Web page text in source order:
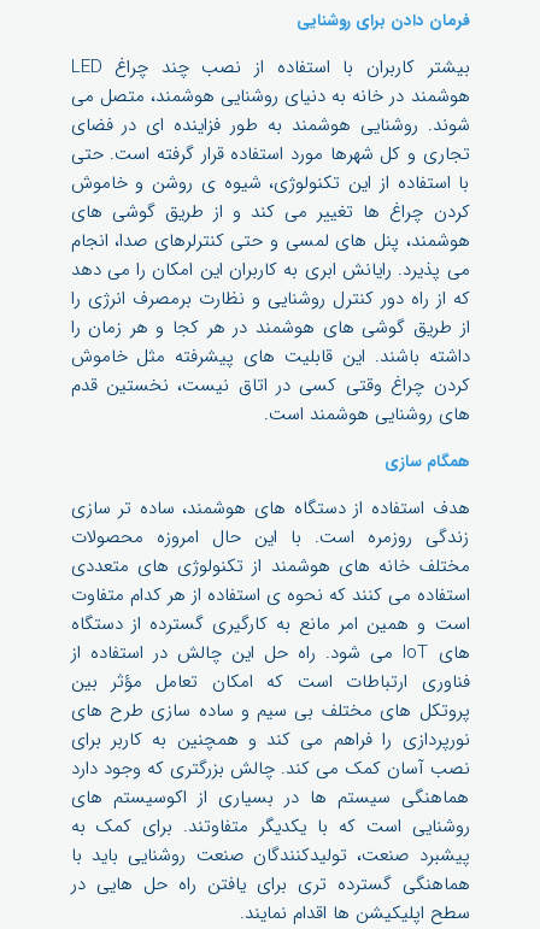
فرمان دادن برای روشنایی
بیشتر کاربران با استفاده از نصب چند چراغ LED
هوشمند در خانه به دنیای روشنایی هوشمند، متصل می
شوند. روشنایی هوشمند به طور فزاینده ای در فضای
تجاری و کل شهرها مورد استفاده قرار گرفته است. حتی
با استفاده از این تکنولوژی، شیوه ی روشن و خاموش
کردن چراغ ها تغییر می کند و از طریق گوشی های
هوشمند، پنل های لمسی و حتی کنترلرهای صدا، انجام
می پذیرد. رایانش ابری به کاربران این امکان را می دهد
که از راه دور کنترل روشنایی و نظارت برمصرف انرژی را
از طریق گوشی های هوشمند در هر کجا و هر زمان را
داشته باشند. این قابلیت های پیشرفته مثل خاموش
کردن چراغ وقتی کسی در اتاق نیست، نخستین قدم
های روشنایی هوشمند است.
همگام سازی
هدف استفاده از دستگاه های هوشمند، ساده تر سازی
زندگی روزمره است. با این حال امروزه محصولات
مختلف خانه های هوشمند از تکنولوژی های متعددی
استفاده می کنند که نحوه ی استفاده از هر کدام متفاوت
است و همین امر مانع به کارگیری گسترده از دستگاه
های IoT می شود. راه حل این چالش در استفاده از
فناوری ارتباطات است که امکان تعامل مؤثر بین
پروتکل های مختلف بی سیم و ساده سازی طرح های
نورپردازی را فراهم می کند و همچنین به کاربر برای
نصب آسان کمک می کند. چالش بزرگتری که وجود دارد
هماهنگی سیستم ها در بسیاری از اکوسیستم های
روشنایی است که با یکدیگر متفاوتند. برای کمک به
پیشبرد صنعت، تولیدکنندگان صنعت روشنایی باید با
هماهنگی گسترده تری برای یافتن راه حل هایی در
سطح اپلیکیشن ها اقدام نمایند.